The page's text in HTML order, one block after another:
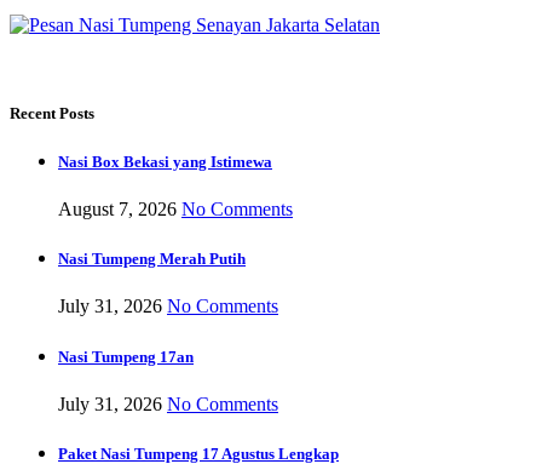
Recent Posts
Nasi Box Bekasi yang Istimewa
August 7, 2026 No Comments
Nasi Tumpeng Merah Putih
July 31, 2026 No Comments
Nasi Tumpeng 17an
July 31, 2026 No Comments
Paket Nasi Tumpeng 17 Agustus Lengkap